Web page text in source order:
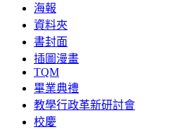
海報
資料夾
書封面
插圖漫畫
TQM
畢業典禮
教學行政革新研討會
校慶